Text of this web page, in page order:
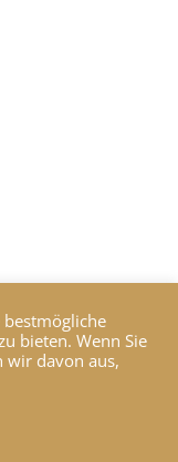
und Bild liegt bei
bieten. Wenn Sie
wir davon aus,